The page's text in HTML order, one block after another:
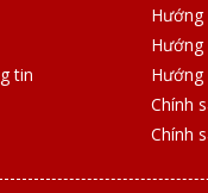
tin
Hướng
Chính
Chính